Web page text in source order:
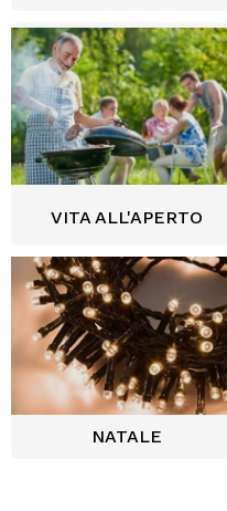
VITA ALL'APERTO
NATALE